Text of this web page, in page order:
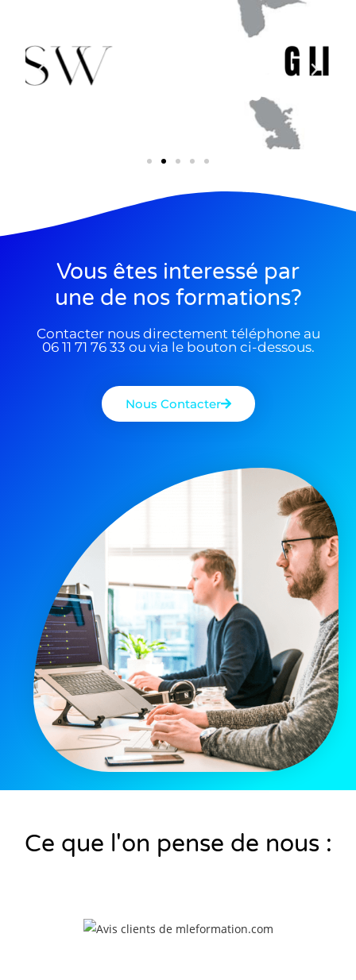
Vous êtes interessé par
une de nos formations?
Contacter nous directement téléphone au
06 11 71 76 33 ou via le bouton ci-dessous.
Nous Contacter
Ce que l'on pense de nous :